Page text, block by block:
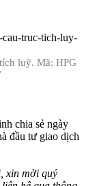
luỹ. Mã: HPG
chia sẻ ngày
đầu tư giao dịch
xin mời quý